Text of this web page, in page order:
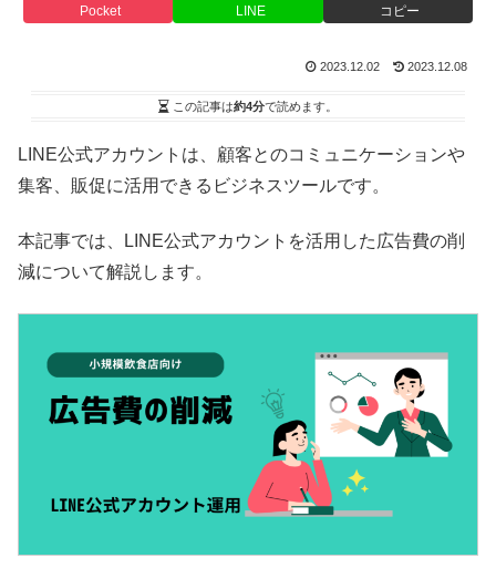
Pocket LINE コピー
2023.12.02 2023.12.08
この記事は約4分で読めます。
LINE公式アカウントは、顧客とのコミュニケーションや
集客、販促に活用できるビジネスツールです。
本記事では、LINE公式アカウントを活用した広告費の削
減について解説します。